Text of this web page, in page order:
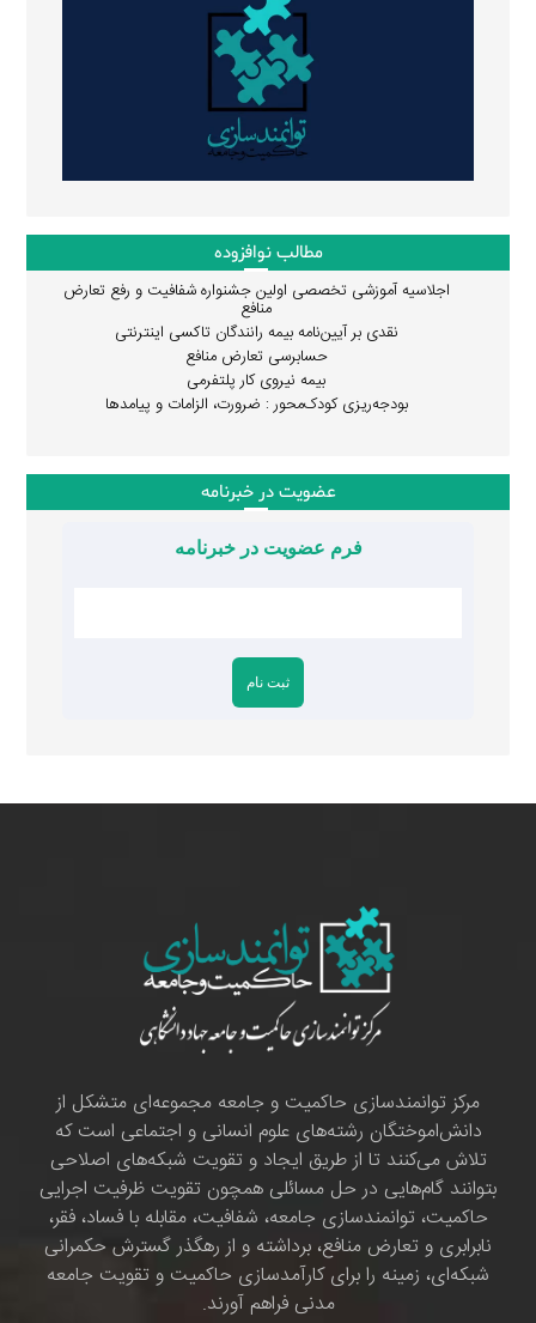
مطالب نوافزوده
اجلاسیه آموزشی تخصصی اولین جشنواره شفافیت و رفع تعارض
منافع
نقدی بر آیین‌نامه بیمه رانندگان تاکسی اینترنتی
حسابرسی تعارض منافع
بیمه نیروی کار پلتفرمی
بودجه‌ریزی کودک‌محور : ضرورت، الزامات و پیامدها
عضویت در خبرنامه
فرم عضویت در خبرنامه
مرکز توانمندسازی حاکمیت و جامعه مجموعه‌ای متشکل از
دانش‌اموختگان رشته‌های علوم انسانی و اجتماعی است که
تلاش می‌کنند تا از طریق ایجاد و تقویت شبکه‌های اصلاحی
بتوانند گام‌هایی در حل مسائلی همچون تقویت ظرفیت اجرایی
حاکمیت، توانمندسازی جامعه، شفافیت، مقابله با فساد، فقر،
نابرابری و تعارض منافع، برداشته و از رهگذر گسترش حکمرانی
شبکه‌ای، زمینه را برای کارآمدسازی حاکمیت و تقویت جامعه
مدنی فراهم آورند.